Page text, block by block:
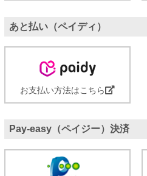
あと払い（ペイディ）
お支払い方法はこちら
Pay-easy（ペイジー）決済